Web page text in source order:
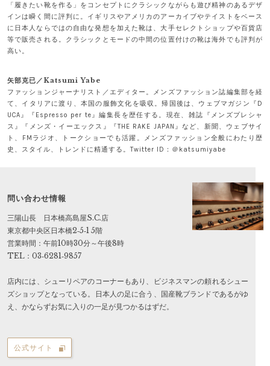
「履きたい靴を作る」をコンセプトにクラシックながらも遊び精神のあるデザ
インは瞬く間に評判に。イギリスやアメリカのアーカイブやテイストをベース
に日本人ならではの自由な発想を加えた靴は、大手セレクトショップや百貨店
等で販売される。クラシックとモードの中間の位置付けの靴は海外でも評判が
高い。
矢部克已／Katsumi Yabe
ファッションジャーナリスト／エディター。メンズファッション誌編集部を経
て、イタリアに渡り、本国の服飾文化を吸収。帰国後は、ウェブマガジン『D
UCA』『Espresso per te』編集長を歴任する。現在、雑誌『メンズプレシャ
ス』『メンズ・イーエックス』『THE RAKE JAPAN』など、新聞、ウェブサイ
ト、FMラジオ、トークショーでも活躍。メンズファッション全般にわたり歴
史、スタイル、トレンドに精通する。Twitter ID：＠katsumiyabe
問い合わせ情報
三陽山長 日本橋高島屋S.C.店
東京都中央区日本橋2‐5‐1 5階
営業時間：午前10時30分～午後8時
TEL：03‐6281‐9857
店内には、シューリペアのコーナーもあり、ビジネスマンの頼れるシュー
ズショップとなっている。日本人の足に合う、国産靴ブランドであるがゆ
え、かならずお気に入りの一足が見つかるはずだ。
公式サイト